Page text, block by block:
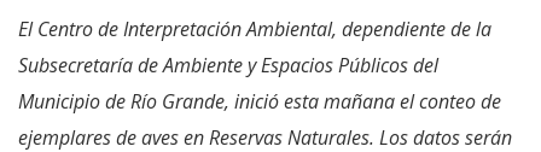
El Centro de Interpretación Ambiental, dependiente de la
Subsecretaría de Ambiente y Espacios Públicos del
Municipio de Río Grande, inició esta mañana el conteo de
ejemplares de aves en Reservas Naturales. Los datos serán